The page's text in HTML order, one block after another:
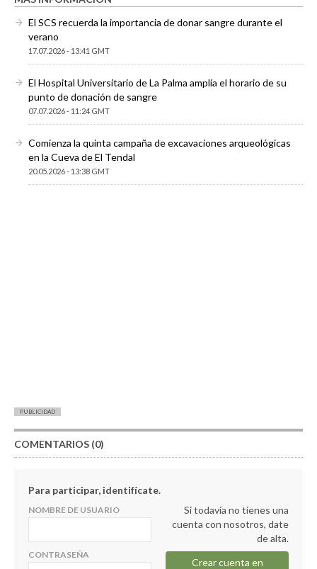
El SCS recuerda la importancia de donar sangre durante el
verano
17.07.2026 - 13:41 GMT
El Hospital Universitario de La Palma amplía el horario de su
punto de donación de sangre
07.07.2026 - 11:24 GMT
Comienza la quinta campaña de excavaciones arqueológicas
en la Cueva de El Tendal
20.05.2026 - 13:38 GMT
PUBLICIDAD
COMENTARIOS (0)
Para participar, identifícate.
NOMBRE DE USUARIO
CONTRASEÑA
Si todavía no tienes una
cuenta con nosotros, date
de alta.
Crear cuenta en